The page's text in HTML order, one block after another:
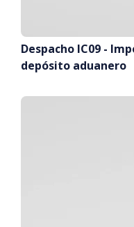
Despacho IC09 -
depósito aduanero